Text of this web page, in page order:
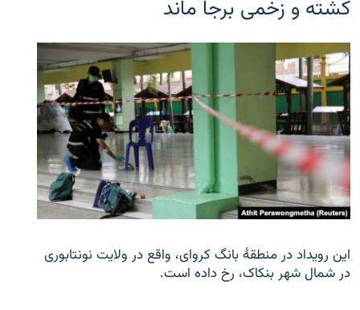
کشته و زخمی برجا ماند
این رویداد در منطقۀ بانگ کروای، واقع در ولایت نونتابوری
در شمال شهر بنکاک، رخ داده است.